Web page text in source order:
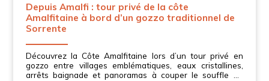
Depuis Amalfi : tour privé de la côte
Amalfitaine à bord d’un gozzo traditionnel de
Sorrente
Découvrez la Côte Amalfitaine lors d’un tour privé en
gozzo entre villages emblématiques, eaux cristallines,
arrêts baignade et panoramas à couper le souffle au